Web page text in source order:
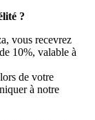
?
vous recevrez
10%, valable à
de votre
à notre